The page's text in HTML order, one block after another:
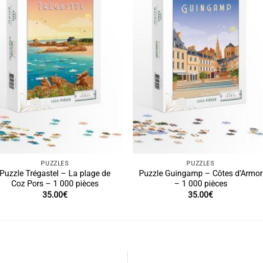
PUZZLES
Puzzle Trégastel – La plage de
Coz Pors – 1 000 pièces
35.00€
PUZZLES
Puzzle Guingamp – Côtes d’Armor
– 1 000 pièces
35.00€